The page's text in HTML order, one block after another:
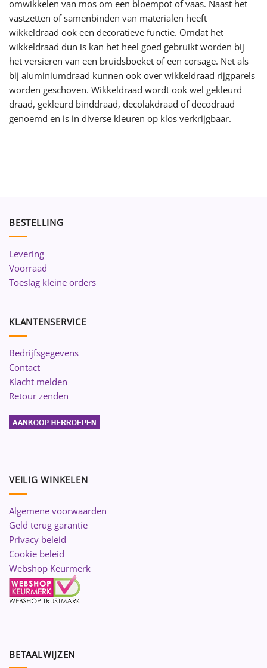
omwikkelen van mos om een bloempot of vaas. Naast het
vastzetten of samenbinden van materialen heeft
wikkeldraad ook een decoratieve functie. Omdat het
wikkeldraad dun is kan het heel goed gebruikt worden bij
het versieren van een bruidsboeket of een corsage. Net als
bij aluminiumdraad kunnen ook over wikkeldraad rijgparels
worden geschoven. Wikkeldraad wordt ook wel gekleurd
draad, gekleurd binddraad, decolakdraad of decodraad
genoemd en is in diverse kleuren op klos verkrijgbaar.
BESTELLING
Levering
Voorraad
Toeslag kleine orders
KLANTENSERVICE
Bedrijfsgegevens
Contact
Klacht melden
Retour zenden
VEILIG WINKELEN
Algemene voorwaarden
Geld terug garantie
Privacy beleid
Cookie beleid
Webshop Keurmerk
BETAALWIJZEN